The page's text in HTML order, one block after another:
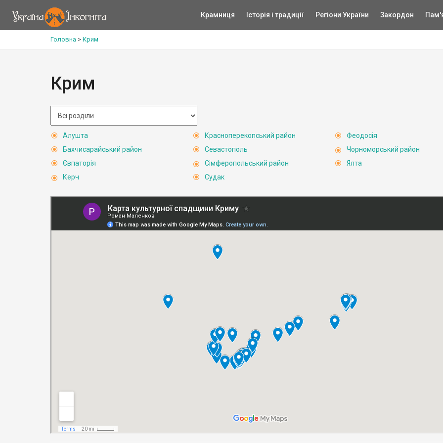
Крамниця Історія і традиції Регіони України Закордон
Головна > Крим
Крим
Алушта
Бахчисарайський район
Євпаторія
Керч
Красноперекопський район
Севастополь
Сімферопольський район
Судак
Феодосія
Чорноморський район
Ялта